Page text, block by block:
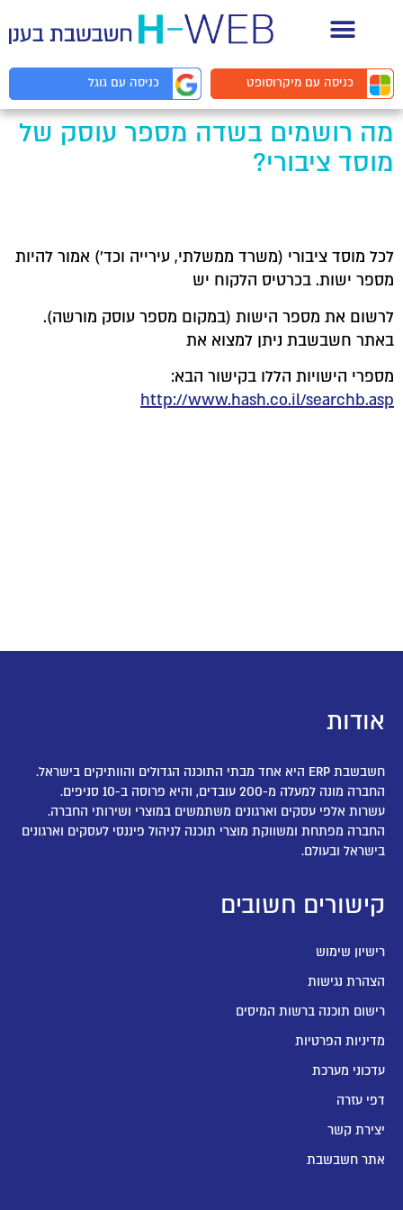
כניסה עםמיקרוסופט כניסה עם גוגל
מה רושמים בשדה מספר עוסק של
מוסד ציבורי?
לכל מוסד ציבורי (משרד ממשלתי, עירייה וכד') אמור להיות
מספר ישות. בכרטיס הלקוח יש
לרשום את מספר הישות (במקום מספר עוסק מורשה).
באתר חשבשבת ניתן למצוא את
מספרי הישויות הללו בקישור הבא:
http://www.hash.co.il/searchb.asp
אודות
חשבשבת ERP היא אחד מבתי התוכנה הגדולים והוותיקים בישראל.
החברה מונה למעלה מ-200 עובדים, והיא פרוסה ב-10 סניפים.
עשרות אלפי עסקים וארגונים משתמשים במוצרי ושירותי החברה.
החברה מפתחת ומשווקת מוצרי תוכנה לניהול פיננסי לעסקים וארגונים
בישראל ובעולם.
קישורים חשובים
רישיון שימוש
הצהרת נגישות
רישום תוכנה ברשות המיסים
מדיניות הפרטיות
עדכוני מערכת
דפי עזרה
יצירת קשר
אתר חשבשבת